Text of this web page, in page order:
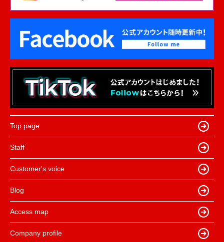
Top page
Staff
Customer's voice
Blog
Access map
Company profile